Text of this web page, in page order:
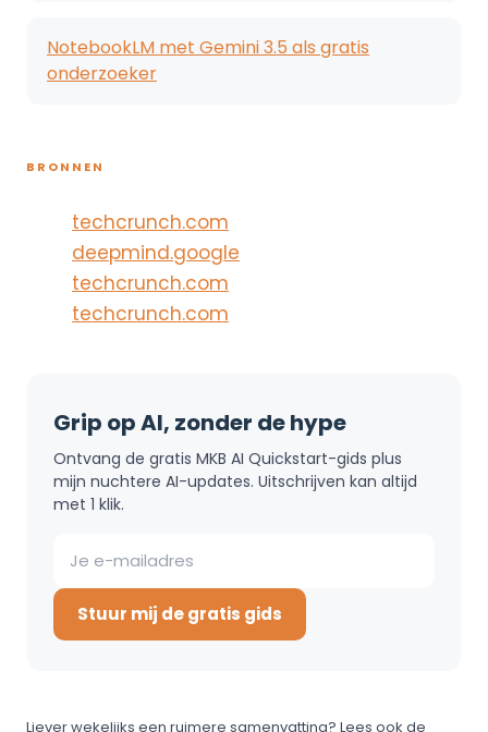
NotebookLM met Gemini 3.5 als gratis
onderzoeker
BRONNEN
techcrunch.com
deepmind.google
techcrunch.com
techcrunch.com
Grip op AI, zonder de hype
Ontvang de gratis MKB AI Quickstart-gids plus
mijn nuchtere AI-updates. Uitschrijven kan altijd
met 1 klik.
Stuur mij de gratis gids
Liever wekelijks een ruimere samenvatting? Lees ook de